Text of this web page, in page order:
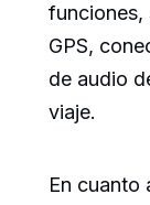
funciones,
GPS,
de audio
viaje.
En cuanto